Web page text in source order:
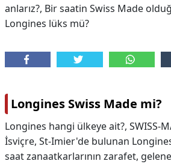
anlarız?, Bir saatin Swiss Made
Longines lüks mü?
Longines Swiss Made mi?
Longines hangi ülkeye ait?, SWISS-
İsviçre, St-Imier'de bulunan
saat zanaatkarlarının zarafet,